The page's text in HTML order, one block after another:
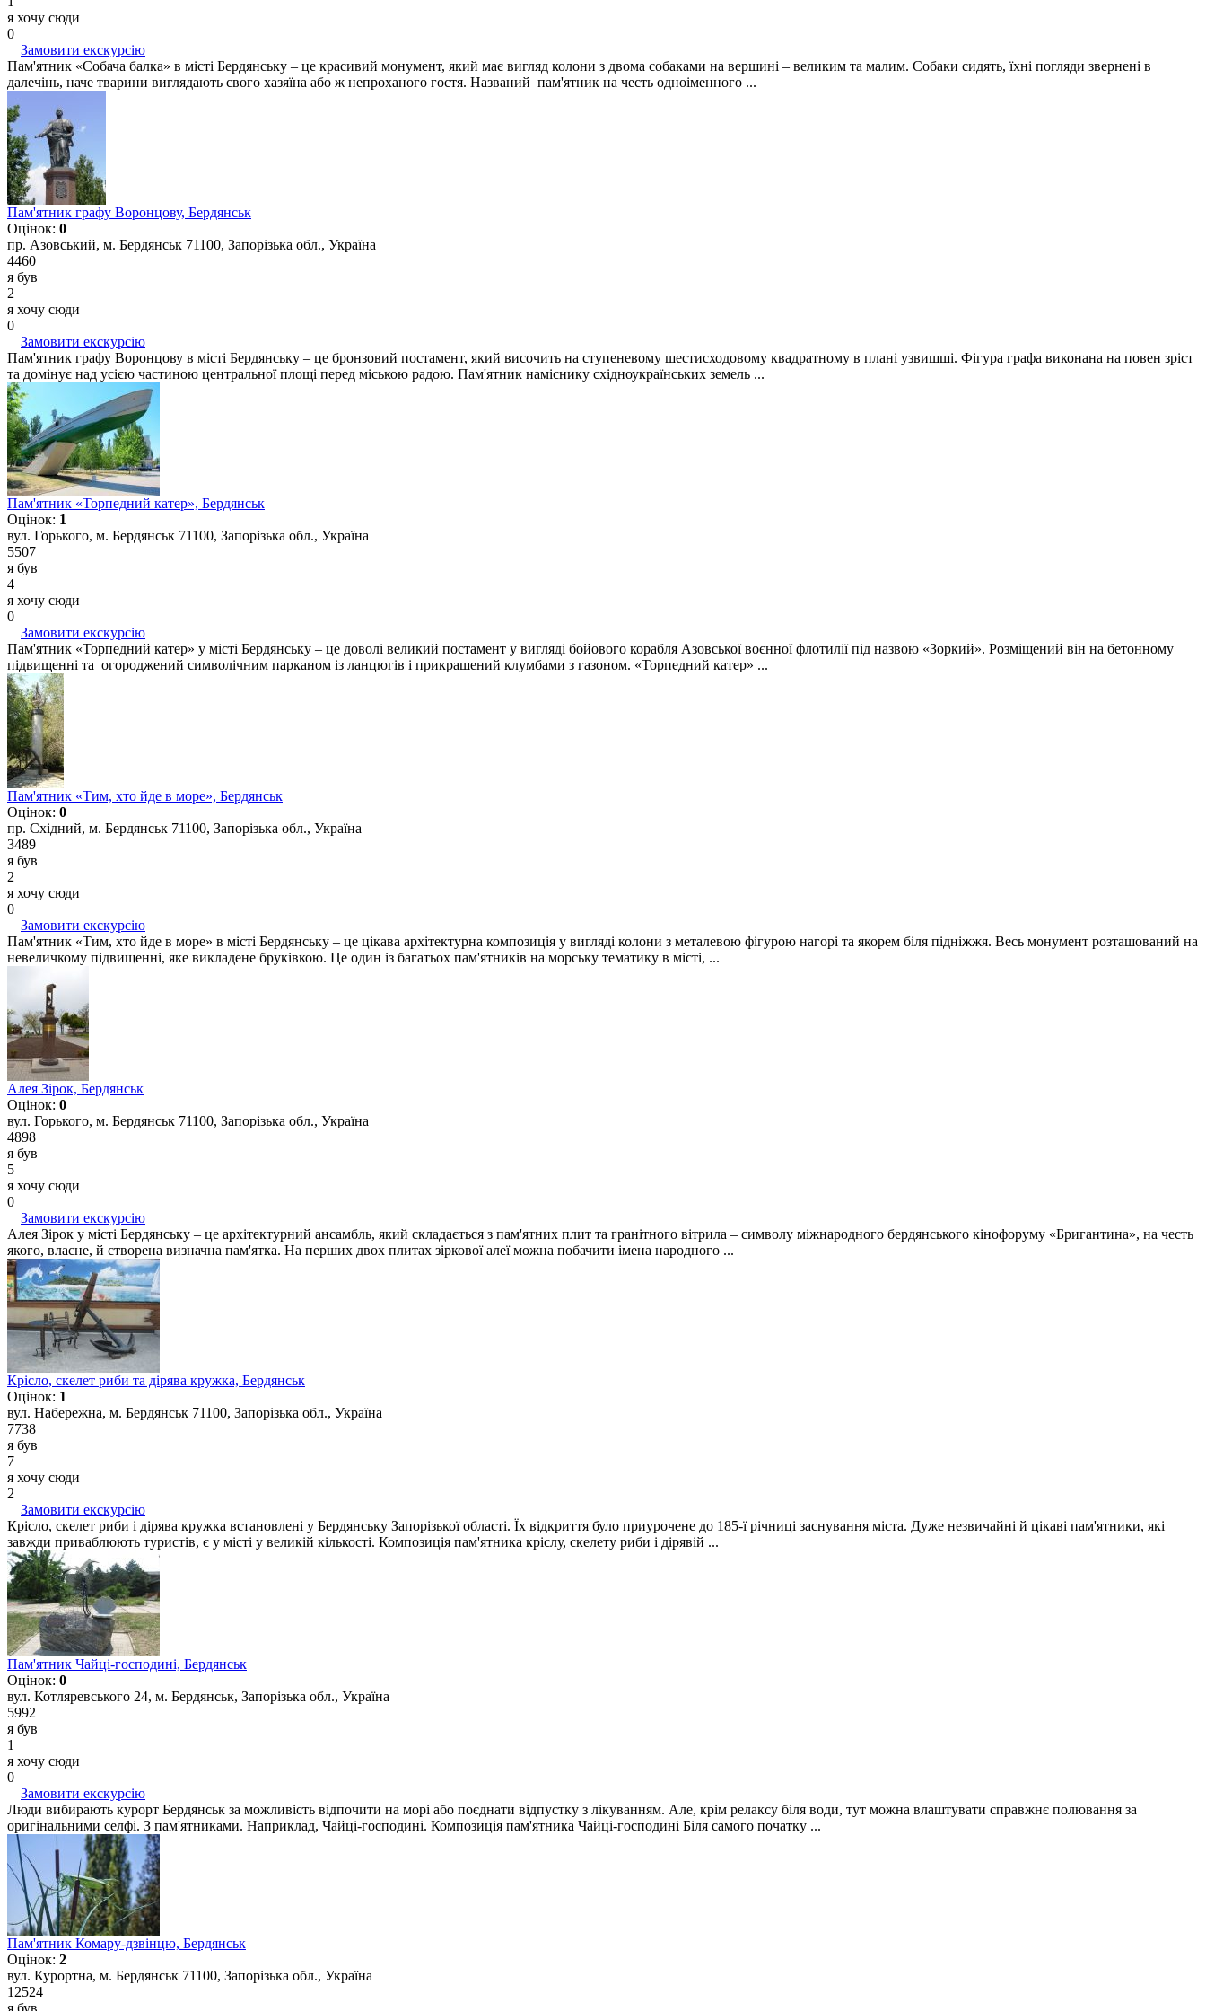
я хочу сюди
0
Замовити екскурсію
Пам'ятник «Собача балка» в місті Бердянську – це красивий монумент, який має вигляд колони з двома собаками на вершині – великим та малим. Собаки сидять, їхні погляди звернені в
далечінь, наче тварини виглядають свого хазяїна або ж непроханого гостя. Названий пам'ятник на честь одноіменного ...
Пам'ятник графу Воронцову, Бердянськ
Оцінок: 0
пр. Азовський, м. Бердянськ 71100, Запорізька обл., Україна
4460
я був
2
я хочу сюди
0
Замовити екскурсію
Пам'ятник графу Воронцову в місті Бердянську – це бронзовий постамент, який височить на ступеневому шестисходовому квадратному в плані узвишші. Фігура графа виконана на повен зріст
та домінує над усією частиною центральної площі перед міською радою. Пам'ятник наміснику східноукраїнських земель ...
Пам'ятник «Торпедний катер», Бердянськ
Оцінок: 1
вул. Горького, м. Бердянськ 71100, Запорізька обл., Україна
5507
я був
4
я хочу сюди
0
Замовити екскурсію
Пам'ятник «Торпедний катер» у місті Бердянську – це доволі великий постамент у вигляді бойового корабля Азовської воєнної флотилії під назвою «Зоркий». Розміщений він на бетонному
підвищенні та огороджений символічним парканом із ланцюгів і прикрашений клумбами з газоном. «Торпедний катер» ...
Пам'ятник «Тим, хто йде в море», Бердянськ
Оцінок: 0
пр. Східний, м. Бердянськ 71100, Запорізька обл., Україна
3489
я був
2
я хочу сюди
0
Замовити екскурсію
Пам'ятник «Тим, хто йде в море» в місті Бердянську – це цікава архітектурна композиція у вигляді колони з металевою фігурою нагорі та якорем біля підніжжя. Весь монумент розташований на
невеличкому підвищенні, яке викладене бруківкою. Це один із багатьох пам'ятників на морську тематику в місті, ...
Алея Зірок, Бердянськ
Оцінок: 0
вул. Горького, м. Бердянськ 71100, Запорізька обл., Україна
4898
я був
5
я хочу сюди
0
Замовити екскурсію
Алея Зірок у місті Бердянську – це архітектурний ансамбль, який складається з пам'ятних плит та гранітного вітрила – символу міжнародного бердянського кінофоруму «Бригантина», на честь
якого, власне, й створена визначна пам'ятка. На перших двох плитах зіркової алеї можна побачити імена народного ...
Крісло, скелет риби та дірява кружка, Бердянськ
Оцінок: 1
вул. Набережна, м. Бердянськ 71100, Запорізька обл., Україна
7738
я був
7
я хочу сюди
2
Замовити екскурсію
Крісло, скелет риби і дірява кружка встановлені у Бердянську Запорізької області. Їх відкриття було приурочене до 185-ї річниці заснування міста. Дуже незвичайні й цікаві пам'ятники, які
завжди приваблюють туристів, є у місті у великій кількості. Композиція пам'ятника кріслу, скелету риби і дірявій ...
Пам'ятник Чайці-господині, Бердянськ
Оцінок: 0
вул. Котляревського 24, м. Бердянськ, Запорізька обл., Україна
5992
я був
1
я хочу сюди
0
Замовити екскурсію
Люди вибирають курорт Бердянськ за можливість відпочити на морі або поєднати відпустку з лікуванням. Але, крім релаксу біля води, тут можна влаштувати справжнє полювання за
оригінальними селфі. З пам'ятниками. Наприклад, Чайці-господині. Композиція пам'ятника Чайці-господині Біля самого початку ...
Пам'ятник Комару-дзвінцю, Бердянськ
Оцінок: 2
вул. Курортна, м. Бердянськ 71100, Запорізька обл., Україна
12524
я був